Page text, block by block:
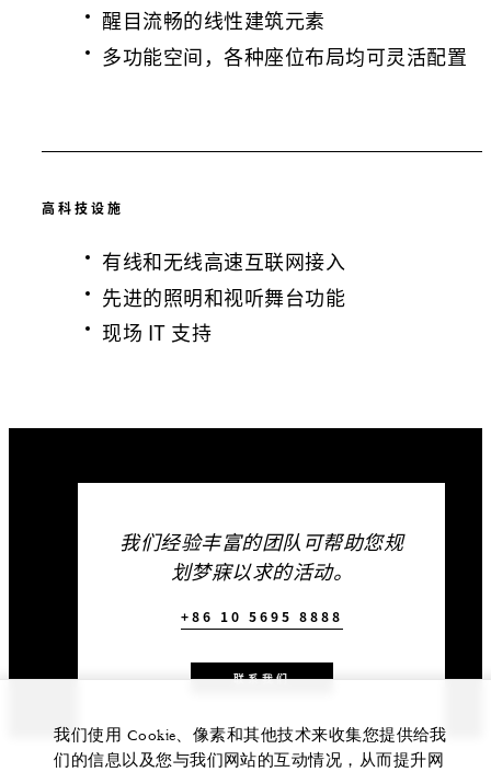
醒目流畅的线性建筑元素
多功能空间，各种座位布局均可灵活配置
高科技设施
有线和无线高速互联网接入
先进的照明和视听舞台功能
现场 IT 支持
我们经验丰富的团队可帮助您规
划梦寐以求的活动。
+86 10 5695 8888
联系我们
我们使用 Cookie、像素和其他技术来收集您提供给我
们的信息以及您与我们网站的互动情况，从而提升网